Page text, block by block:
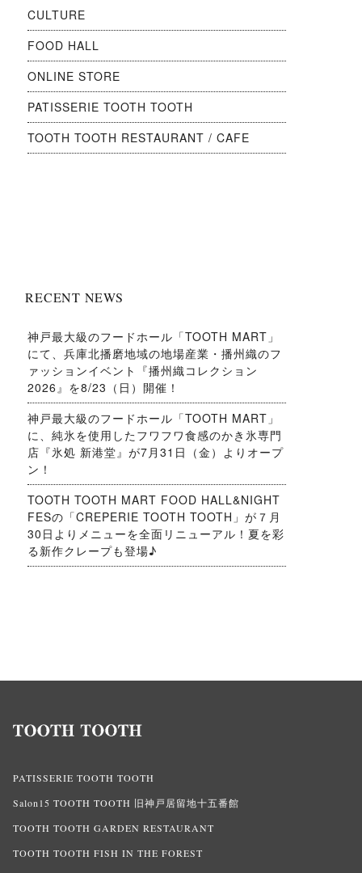
CULTURE
FOOD HALL
ONLINE STORE
PATISSERIE TOOTH TOOTH
TOOTH TOOTH RESTAURANT / CAFE
RECENT NEWS
神戸最大級のフードホール「TOOTH MART」
にて、兵庫北播磨地域の地場産業・播州織のフ
ァッションイベント『播州織コレクション
2026』を8/23（日）開催！
神戸最大級のフードホール「TOOTH MART」
に、純氷を使用したフワフワ食感のかき氷専門
店『氷処 新港堂』が7月31日（金）よりオープ
ン！
TOOTH TOOTH MART FOOD HALL&NIGHT
FESの「CREPERIE TOOTH TOOTH」が７月
30日よりメニューを全面リニューアル！夏を彩
る新作クレープも登場♪
PATISSERIE TOOTH TOOTH
Salon15 TOOTH TOOTH 旧神戸居留地十五番館
TOOTH TOOTH GARDEN RESTAURANT
TOOTH TOOTH FISH IN THE FOREST